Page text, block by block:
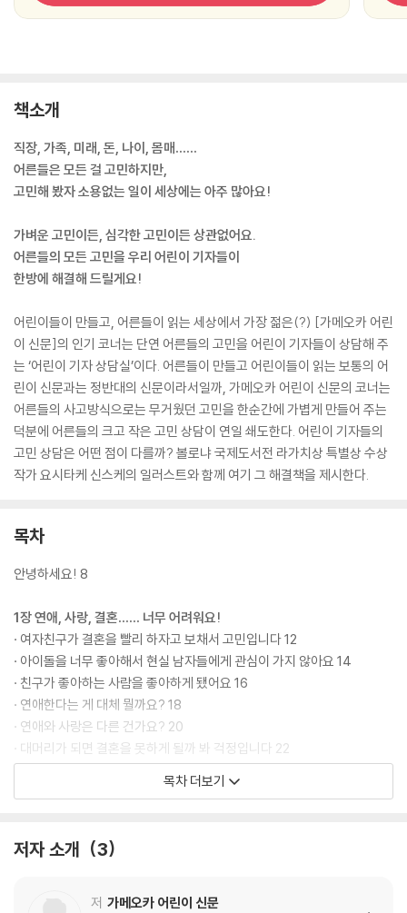
책소개
직장, 가족, 미래, 돈, 나이, 몸매……
어른들은 모든 걸 고민하지만,
고민해 봤자 소용없는 일이 세상에는 아주 많아요!
가벼운 고민이든, 심각한 고민이든 상관없어요.
어른들의 모든 고민을 우리 어린이 기자들이
한방에 해결해 드릴게요!
어린이들이 만들고, 어른들이 읽는 세상에서 가장 젊은(?) [가메오카 어린
이 신문]의 인기 코너는 단연 어른들의 고민을 어린이 기자들이 상담해 주
는 ‘어린이 기자 상담실’이다. 어른들이 만들고 어린이들이 읽는 보통의 어
린이 신문과는 정반대의 신문이라서일까, 가메오카 어린이 신문의 코너는
어른들의 사고방식으로는 무거웠던 고민을 한순간에 가볍게 만들어 주는
덕분에 어른들의 크고 작은 고민 상담이 연일 쇄도한다. 어린이 기자들의
고민 상담은 어떤 점이 다를까? 볼로냐 국제도서전 라가치상 특별상 수상
작가 요시타케 신스케의 일러스트와 함께 여기 그 해결책을 제시한다.
목차
안녕하세요! 8
1장 연애, 사랑, 결혼…… 너무 어려워요!
· 여자친구가 결혼을 빨리 하자고 보채서 고민입니다 12
· 아이돌을 너무 좋아해서 현실 남자들에게 관심이 가지 않아요 14
· 친구가 좋아하는 사람을 좋아하게 됐어요 16
· 연애한다는 게 대체 뭘까요? 18
· 연애와 사랑은 다른 건가요? 20
· 대머리가 되면 결혼을 못하게 될까 봐 걱정입니다 22
· 결혼하려고 노력하는 것도 이제 지쳤어요 24
· 딸이 정규직이 아닌 남자친구와 결혼하겠다고 합니다 26
· 아이가 아직 어린데 공부가 필요할까요? 32
· 남편에게 집안일을 시키려면 어떻게 해야 할까요? 36
목차 더보기
저자 소개 3
저 가메오카 어린이 신문